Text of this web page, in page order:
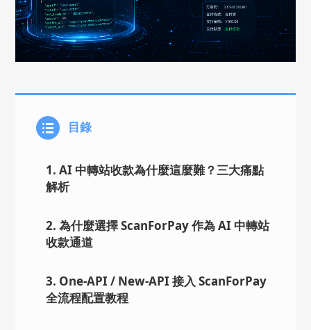
目錄
1. AI 中轉站收款為什麼這麼難？三大痛點
解析
2. 為什麼選擇 ScanForPay 作為 AI 中轉站
收款通道
3. One-API / New-API 接入 ScanForPay
全流程配置教程